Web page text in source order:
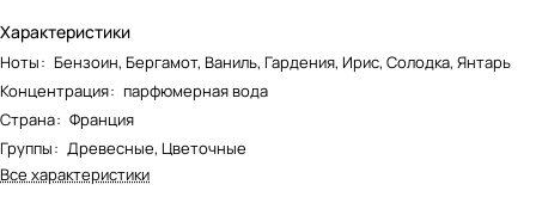
Характеристики
Ноты: Бензоин, Бергамот, Ваниль, Гардения, Ирис, Солодка, Янтарь
Концентрация: парфюмерная вода
Страна: Франция
Группы: Древесные, Цветочные
Все характеристики